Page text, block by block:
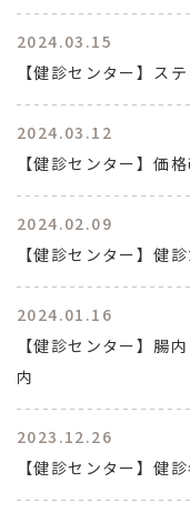
2024.03.15
【健診センター】ス
2024.03.12
【健診センター】価
2024.02.09
【健診センター】
2024.01.16
【健診センター】腸
内
2023.12.26
【健診センター】健